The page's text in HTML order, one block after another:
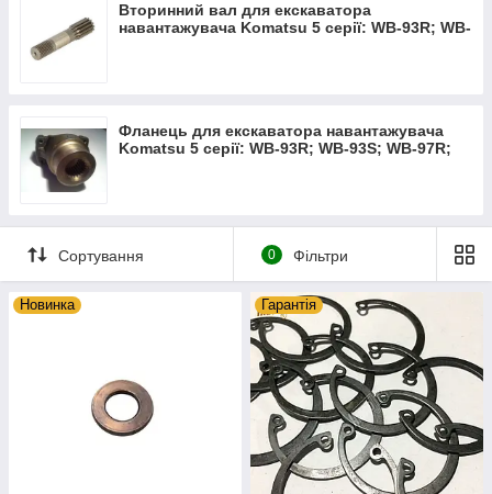
Вторинний вал для екскаватора
навантажувача Komatsu 5 серії: WB-93R; WB-
Фланець для екскаватора навантажувача
Komatsu 5 серії: WB-93R; WB-93S; WB-97R;
Сортування 0 Фільтри
Новинка Гарантія